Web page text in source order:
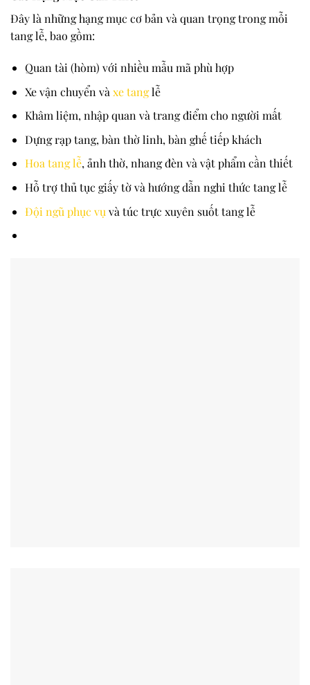
Đây là những hạng mục cơ bản và quan trọng trong mỗi
tang lễ, bao gồm:
Quan tài (hòm) với nhiều mẫu mã phù hợp
Xe vận chuyển và xe tanglễ
Khâm liệm, nhập quan và trang điểm cho người mất
Dựng rạp tang, bàn thờ linh, bàn ghế tiếp khách
Hoa tang lễ, ảnh thờ, nhang đèn và vật phẩm cần thiết
Hỗ trợ thủ tục giấy tờ và hướng dẫn nghi thức tang lễ
Đội ngũ phục vụ và túc trực xuyên suốt tang lễ